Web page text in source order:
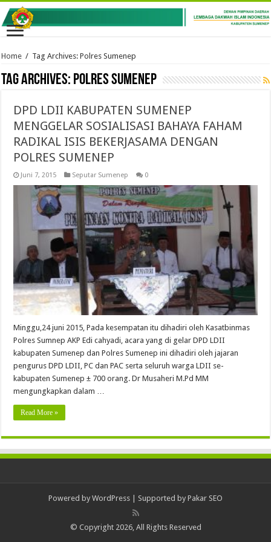
Home / Tag Archives: Polres Sumenep
Tag Archives: Polres Sumenep
DPD LDII KABUPATEN SUMENEP
MENGGELAR SOSIALISASI BAHAYA FAHAM
RADIKAL ISIS BEKERJASAMA DENGAN
POLRES SUMENEP
Juni 7, 2015 Seputar Sumenep 0
Minggu,24 juni 2015, Pada kesempatan itu dihadiri oleh Kasatbinmas
Polres Sumnep AKP Edi cahyadi, acara yang di gelar DPD LDII
kabupaten Sumenep dan Polres Sumenep ini dihadiri oleh jajaran
pengurus DPD LDII, PC dan PAC serta seluruh warga LDII se-
kabupaten Sumenep ± 700 orang. Dr Musaheri M.Pd MM
mengungkapkan dalam …
Read More »
Powered by WordPress | Supported by Pakar SEO
© Copyright 2026, All Rights Reserved